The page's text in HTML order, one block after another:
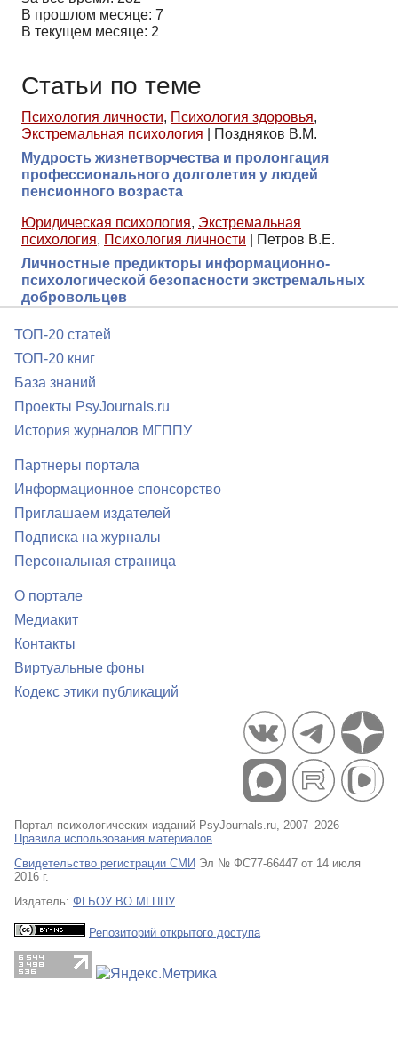
В прошлом месяце: 7
В текущем месяце: 2
Статьи по теме
Психология личности, Психология здоровья,
Экстремальная психология
Поздняков В.М.
Мудрость жизнетворчества и пролонгация
профессионального долголетия у людей
пенсионного возраста
Юридическая психология, Экстремальная
психология, Психология личности
Петров В.Е.
Личностные предикторы информационно-
психологической безопасности экстремальных
добровольцев
ТОП-20 статей
ТОП-20 книг
База знаний
Проекты PsyJournals.ru
История журналов МГППУ
Партнеры портала
Информационное спонсорство
Приглашаем издателей
Подписка на журналы
Персональная страница
О портале
Медиакит
Контакты
Виртуальные фоны
Кодекс этики публикаций
Портал психологических изданий PsyJournals.ru, 2007–2026
Правила использования материалов
Свидетельство регистрации СМИ Эл № ФС77-66447 от 14 июля
2016 г.
Издатель: ФГБОУ ВО МГППУ
Репозиторий открытого доступа